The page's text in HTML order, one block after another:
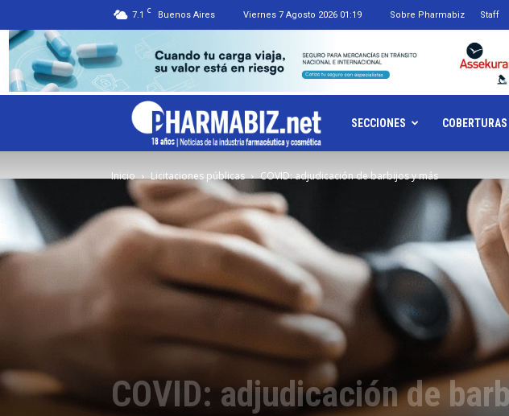
7.1 C Buenos Aires Viernes 7 Agosto 2026 01:19 Sobre Pharmabiz Staff
Pharmabiz.NET
SECCIONES COBERTURAS
Inicio Licitaciones públicas COVID: adjudicación de barbijos y más
COVID: adjudicación de